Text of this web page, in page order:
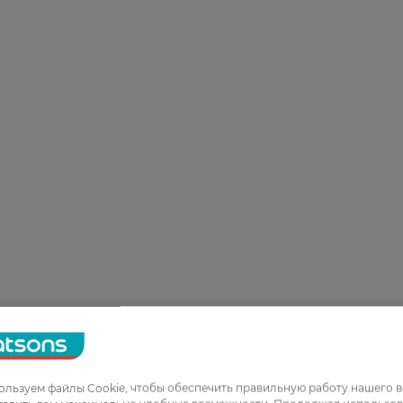
файлы Cookie, чтобы обеспечить правильную работу нашего